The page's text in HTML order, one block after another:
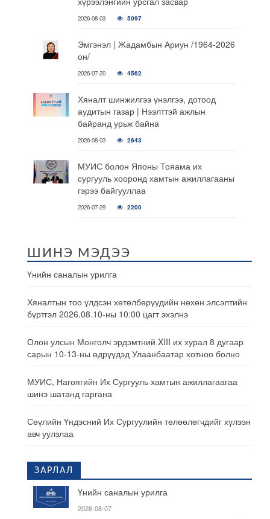
2026-08-03 5097
Эмгэнэл | Жадамбын Ариун /1964-2026
он/
2026-07-20 4562
Хяналт шинжилгээ үнэлгээ, дотоод
аудитын газар | Нээлттэй ажлын
байранд урьж байна
2026-08-03 2643
МУИС болон Японы Тояама их
сургууль хооронд хамтын ажиллагааны
гэрээ байгууллаа
2026-07-29 2200
ШИНЭ МЭДЭЭ
Үнийн саналын урилга
Хяналтын тоо үлдсэн хөтөлбөрүүдийн нөхөн элсэлтийн
бүртгэл 2026.08.10-ны 10:00 цагт эхэлнэ
Олон улсын Монголч эрдэмтний XIII их хурал 8 дугаар
сарын 10-13-ны өдрүүдэд Улаанбаатар хотноо болно
МУИС, Нагоягийн Их Сургууль хамтын ажиллагаагаа
шинэ шатанд гаргана
Сөүлийн Үндэсний Их Сургуулийн төлөөлөгчдийг хүлээн
авч уулзлаа
ЗАРЛАЛ
Үнийн саналын урилга
2026-08-07